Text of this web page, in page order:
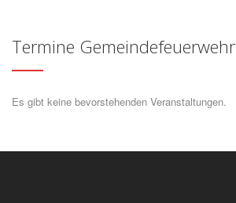
Termine Gemeindefeuerwehr
Es gibt keine bevorstehenden Veranstaltungen.